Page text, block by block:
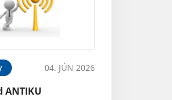
04. JÚN 2026
ANTIKU